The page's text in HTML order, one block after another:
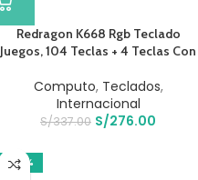
Redragon K668 Rgb Teclado
Juegos, 104 Teclas + 4 Teclas Con
Computo, Teclados,
Internacional
S/337.00 S/276.00
-22%